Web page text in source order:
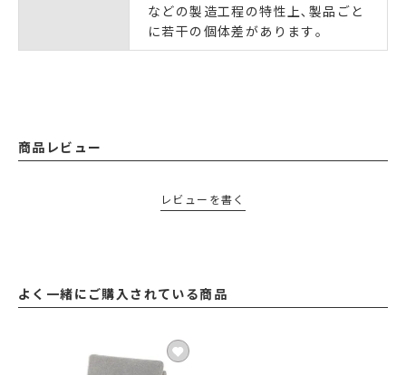
などの製造工程の特性上､製品ごと
に若干の個体差があります｡
商品レビュー
レビューを書く
よく一緒にご購入されている商品